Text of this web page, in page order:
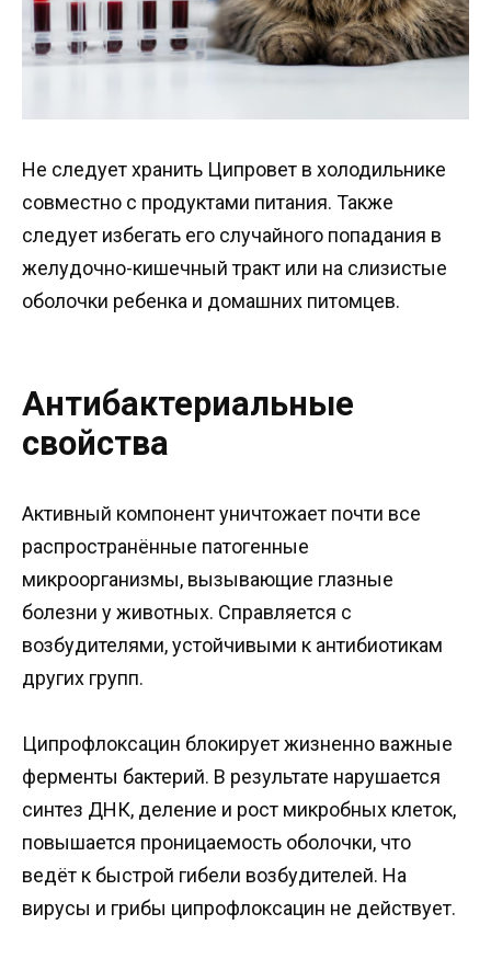
Не следует хранить Ципровет в холодильнике
совместно с продуктами питания. Также
следует избегать его случайного попадания в
желудочно-кишечный тракт или на слизистые
оболочки ребенка и домашних питомцев.
Антибактериальные
свойства
Активный компонент уничтожает почти все
распространённые патогенные
микроорганизмы, вызывающие глазные
болезни у животных. Справляется с
возбудителями, устойчивыми к антибиотикам
других групп.
Ципрофлоксацин блокирует жизненно важные
ферменты бактерий. В результате нарушается
синтез ДНК, деление и рост микробных клеток,
повышается проницаемость оболочки, что
ведёт к быстрой гибели возбудителей. На
вирусы и грибы ципрофлоксацин не действует.